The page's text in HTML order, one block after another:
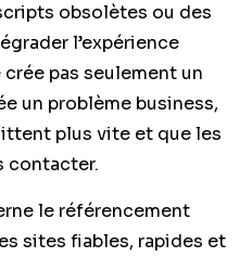
obsolètes ou des
l’expérience
pas seulement un
un problème business,
plus vite et que les
contacter.
le référencement
sites fiables, rapides et